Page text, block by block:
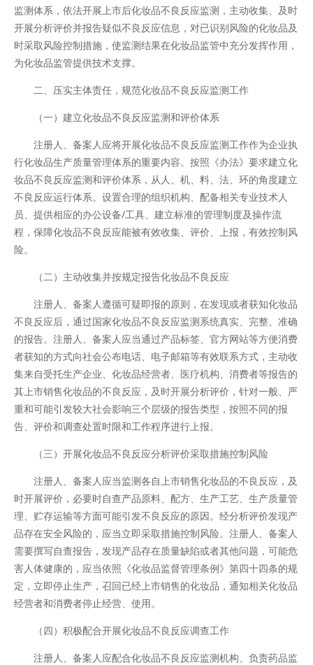
监测体系，依法开展上市后化妆品不良反应监测，主动收集、及时
开展分析评价并报告疑似不良反应信息，对已识别风险的化妆品及
时采取风险控制措施，使监测结果在化妆品监管中充分发挥作用，
为化妆品监管提供技术支撑。
二、压实主体责任，规范化妆品不良反应监测工作
（一）建立化妆品不良反应监测和评价体系
注册人、备案人应将开展化妆品不良反应监测工作作为企业执
行化妆品生产质量管理体系的重要内容。按照《办法》要求建立化
妆品不良反应监测和评价体系，从人、机、料、法、环的角度建立
不良反应运行体系。设置合理的组织机构、配备相关专业技术人
员、提供相应的办公设备/工具、建立标准的管理制度及操作流
程，保障化妆品不良反应能被有效收集、评价、上报，有效控制风
险。
（二）主动收集并按规定报告化妆品不良反应
注册人、备案人遵循可疑即报的原则，在发现或者获知化妆品
不良反应后，通过国家化妆品不良反应监测系统真实、完整、准确
的报告。注册人、备案人应当通过产品标签、官方网站等方便消费
者获知的方式向社会公布电话、电子邮箱等有效联系方式，主动收
集来自受托生产企业、化妆品经营者、医疗机构、消费者等报告的
其上市销售化妆品的不良反应，及时开展分析评价，针对一般、严
重和可能引发较大社会影响三个层级的报告类型，按照不同的报
告、评价和调查处置时限和工作程序进行上报。
（三）开展化妆品不良反应分析评价采取措施控制风险
注册人、备案人应当监测各自上市销售化妆品的不良反应，及
时开展评价，必要时自查产品原料、配方、生产工艺、生产质量管
理、贮存运输等方面可能引发不良反应的原因。经分析评价发现产
品存在安全风险的，应当立即采取措施控制风险。注册人、备案人
需要撰写自查报告，发现产品存在质量缺陷或者其他问题，可能危
害人体健康的，应当依照《化妆品监督管理条例》第四十四条的规
定，立即停止生产，召回已经上市销售的化妆品，通知相关化妆品
经营者和消费者停止经营、使用。
（四）积极配合开展化妆品不良反应调查工作
注册人、备案人应配合化妆品不良反应监测机构、负责药品监